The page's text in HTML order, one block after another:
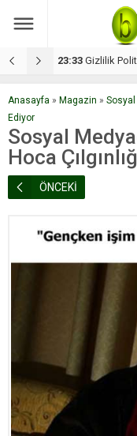
17:08 Dilan,
Anasayfa » Magazin » Sosyal
Ediyor
Sosyal
Hoca
ÖNCEKİ